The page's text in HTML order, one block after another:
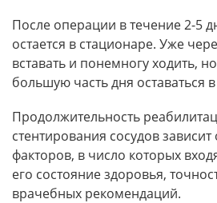
После операции в течение 2-5
остается в стационаре. Уже
вставать и понемногу ходить,
большую часть дня оставаться
Продолжительность
стентирования сосудов зависит
факторов, в число которых
его состояние здоровья,
врачебных рекомендаций.